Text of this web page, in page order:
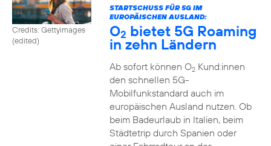
Credits: Gettyimages
(edited)
STARTSCHUSS FÜR 5G IM
EUROPÄISCHEN AUSLAND:
O2 bietet 5G Roaming
in zehn Ländern
Ab sofort können O2Kund:innen
den schnellen 5G-
Mobilfunkstandard auch im
europäischen Ausland nutzen. Ob
beim Badeurlaub in Italien, beim
Städtetrip durch Spanien oder